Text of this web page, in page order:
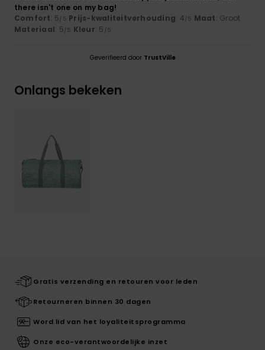
there isn't one on my bag!
Comfort: 5/5 Prijs-kwaliteitverhouding: 4/5 Maat: Groot
Materiaal: 5/5 Kleur: 5 /5
Geverifieerd door TrustVille
Onlangs bekeken
Gratis verzending en retouren voor leden
Retourneren binnen 30 dagen
Word lid van het loyaliteitsprogramma
Onze eco-verantwoordelijke inzet